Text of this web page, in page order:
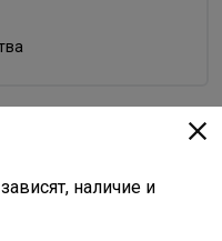
доступны при
наличие и